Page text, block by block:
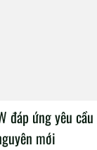
đáp ứng yêu
mới